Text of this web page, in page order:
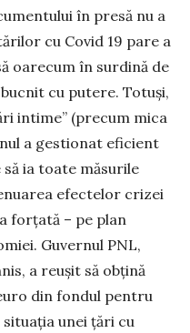
în presă nu a
cu Covid 19 pare a
oarecum în surdină de
cu putere. Totuși,
intime” (precum mica
a gestionat eficient
ia toate măsurile
efectelor crizei
forțată – pe plan
Gu­vernul PNL,
a reușit să obțină
din fondul pentru
situația unei țări cu